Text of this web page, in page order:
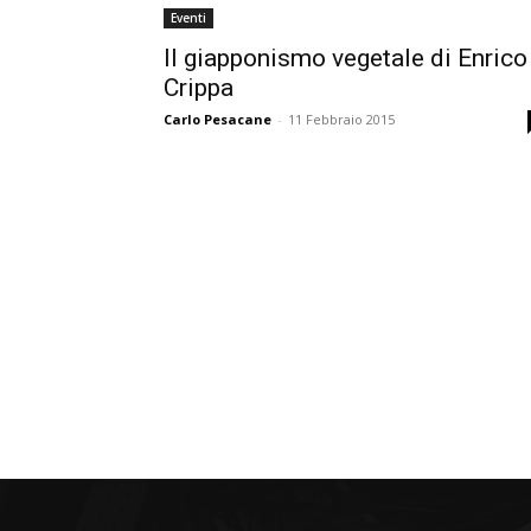
Eventi
Il giapponismo vegetale di Enrico
Crippa
Carlo Pesacane - 11 Febbraio 2015